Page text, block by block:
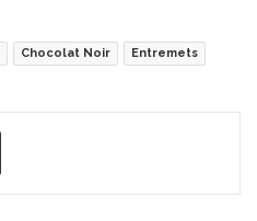
Chocolat Noir Entremets